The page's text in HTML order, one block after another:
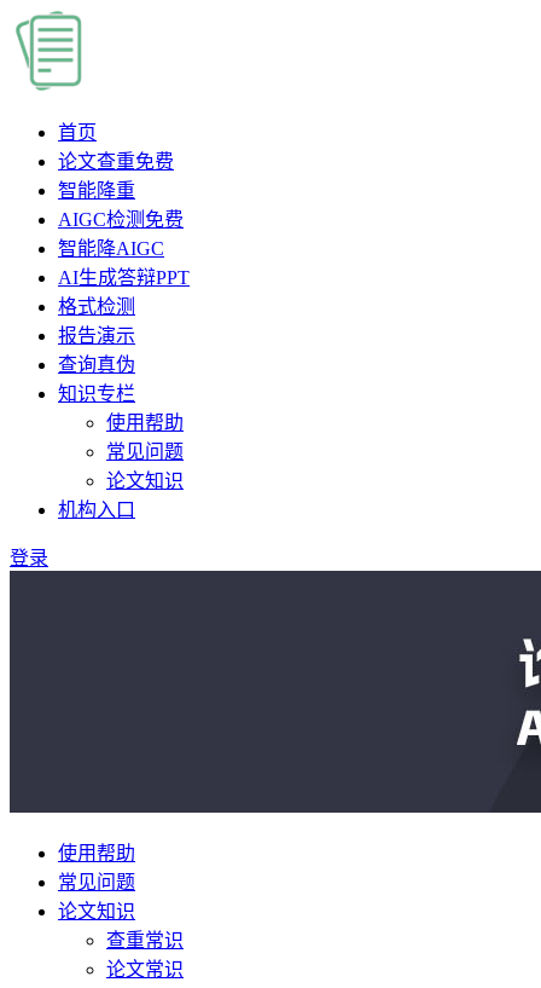
首页
论文查重免费
智能降重
AIGC检测 免费
智能降AIGC
AI生成答辩PPT
格式检测
报告演示
查询真伪
知识专栏
使用帮助
常见问题
论文知识
机构入口
登录
使用帮助
常见问题
论文知识
查重常识
论文常识